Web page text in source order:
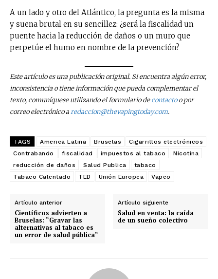
A un lado y otro del Atlántico, la pregunta es la misma
y suena brutal en su sencillez: ¿será la fiscalidad un
puente hacia la reducción de daños o un muro que
perpetúe el humo en nombre de la prevención?
Este artículo es una publicación original. Si encuentra algún error,
inconsistencia o tiene información que pueda complementar el
texto, comuníquese utilizando el formulario decontactoo por
correo electrónico aredaccion@thevapingtoday.com.
TAGS America Latina Bruselas
Cigarrillos electrónicos
Contrabando
fiscalidad impuestos al tabaco
Nicotina
reducción de daños
Salud Publica
tabaco
Tabaco Calentado
TED Unión Europea Vapeo
Artículo anterior
Científicos advierten a
Bruselas: “Gravar las
alternativas al tabaco es
un error de salud pública”
Artículo siguiente
Salud en venta: la caída
de un sueño colectivo